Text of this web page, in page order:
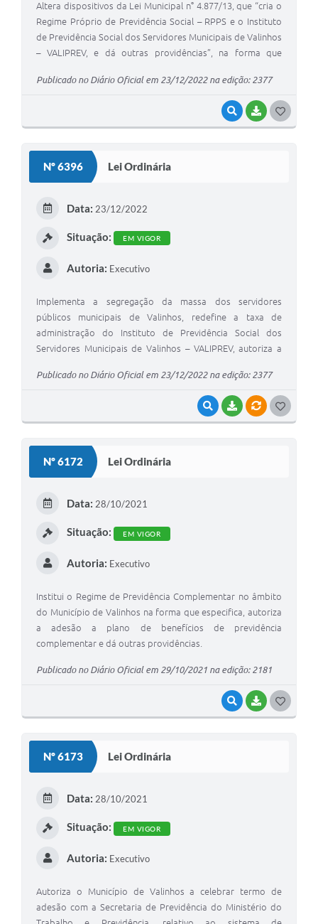
VISUALIZAR
BAIXAR
Altera dispositivos da Lei Municipal n° 4.877/13, que “cria o
Regime Próprio de Previdência Social – RPPS e o Instituto
de Previdência Social dos Servidores Municipais de Valinhos
– VALIPREV, e dá outras providências”, na forma que
Publicado no Diário Oficial em 23/12/2022 na edição: 2377
Nº 6396 Lei Ordinária
VISUALIZAR
BAIXARVÍNCULOS
Data: 23/12/2022
Situação: EM VIGOR
Autoria: Executivo
Implementa a segregação da massa dos servidores
públicos municipais de Valinhos, redefine a taxa de
administração do Instituto de Previdência Social dos
Servidores Municipais de Valinhos – VALIPREV, autoriza a
providências.
Publicado no Diário Oficial em 23/12/2022 na edição: 2377
Nº 6172 Lei Ordinária
VISUALIZAR
BAIXAR
Data: 28/10/2021
Situação: EM VIGOR
Autoria: Executivo
Institui o Regime de Previdência Complementar no âmbito
do Município de Valinhos na forma que especifica, autoriza
a adesão a plano de benefícios de previdência
complementar e dá outras providências.
Publicado no Diário Oficial em 29/10/2021 na edição: 2181
Nº 6173 Lei Ordinária
Data: 28/10/2021
Situação: EM VIGOR
Autoria: Executivo
Autoriza o Município de Valinhos a celebrar termo de
adesão com a Secretaria de Previdência do Ministério do